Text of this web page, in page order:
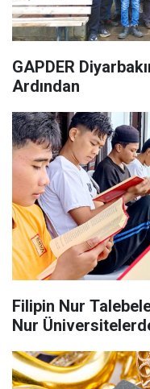
GAPDER
Ardından
Filipin Nur
Nur